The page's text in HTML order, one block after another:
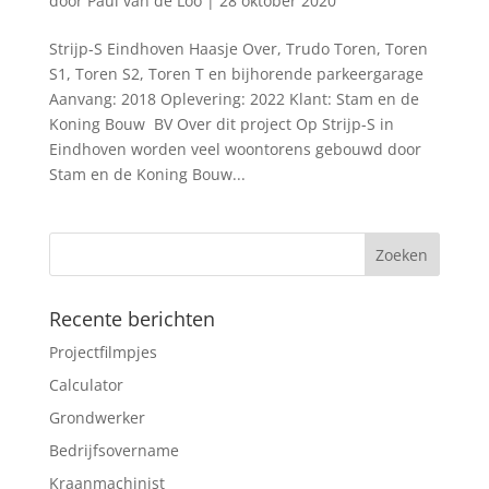
Strijp-S Eindhoven Haasje Over, Trudo Toren, Toren
S1, Toren S2, Toren T en bijhorende parkeergarage
Aanvang: 2018 Oplevering: 2022 Klant: Stam en de
Koning Bouw BV Over dit project Op Strijp-S in
Eindhoven worden veel woontorens gebouwd door
Stam en de Koning Bouw...
Recente berichten
Projectfilmpjes
Calculator
Grondwerker
Bedrijfsovername
Kraanmachinist